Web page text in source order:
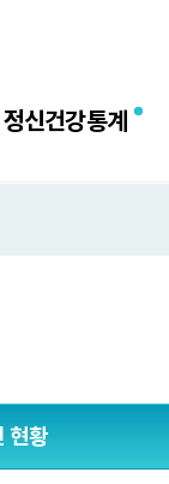
정신건강통계
현황